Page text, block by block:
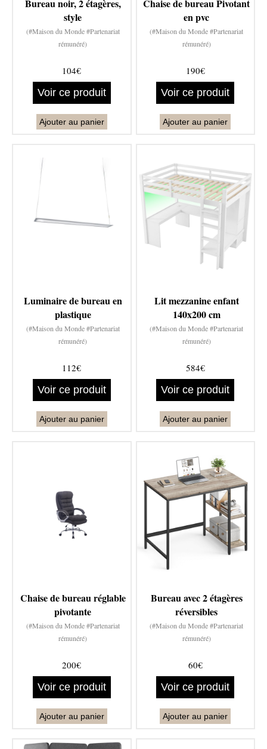
Bureau noir, 2 étagères,
style
(#Maison du Monde #Partenariat
rémunéré)
104€
Voir ce produit
Ajouter au panier
Chaise de bureau Pivotant
en pvc
(#Maison du Monde #Partenariat
rémunéré)
190€
Voir ce produit
Ajouter au panier
Luminaire de bureau en
plastique
(#Maison du Monde #Partenariat
rémunéré)
112€
Voir ce produit
Ajouter au panier
Lit mezzanine enfant
140x200 cm
(#Maison du Monde #Partenariat
rémunéré)
584€
Voir ce produit
Ajouter au panier
Chaise de bureau réglable
pivotante
(#Maison du Monde #Partenariat
rémunéré)
200€
Voir ce produit
Ajouter au panier
Bureau avec 2 étagères
réversibles
(#Maison du Monde #Partenariat
rémunéré)
60€
Voir ce produit
Ajouter au panier